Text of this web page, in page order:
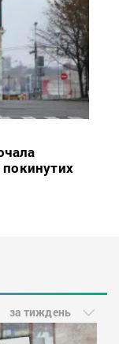
покинутих
за тиждень